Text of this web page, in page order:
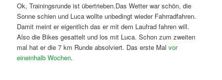
Ok, Trainingsrunde ist übertrieben.Das Wetter war schön, die
Sonne schien und Luca wollte unbedingt wieder Fahrradfahren.
Damit meint er eigentlich das er mit dem Laufrad fahren will.
Also die Bikes gesattelt und los mit Luca. Schon zum zweiten
mal hat er die 7 km Runde absolviert. Das erste Malvor
eineinhalb Wochen.